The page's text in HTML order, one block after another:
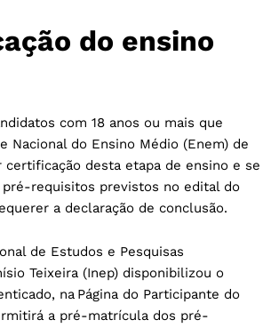
do ensino
com 18 anos ou mais que
Nacional do Ensino Médio (Enem) de
certificação desta etapa de ensino e se
pré-requisitos previstos no edital do
a declaração de conclusão.
de Estudos e Pesquisas
Teixeira (Inep) disponibilizou o
na Página do Participante do
a pré-matrícula dos pré-